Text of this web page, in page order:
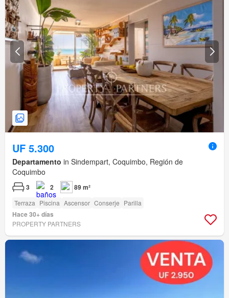
UF 5.300
Departamento in Sindempart, Coquimbo, Región de
Coquimbo
3 2 89 m²
Terraza Piscina Ascensor Conserje Parilla
Hace 30+ días
PROPERTY PARTNERS